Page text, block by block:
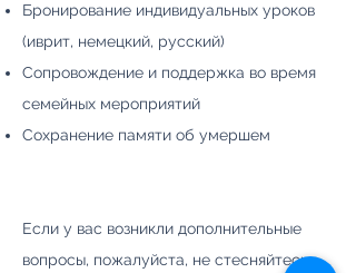
Бронирование индивидуальных уроков
(иврит, немецкий, русский)
Сопровождение и поддержка во время
семейных мероприятий
Сохранение памяти об умершем
Если у вас возникли дополнительные
вопросы, пожалуйста, не стесняйтесь